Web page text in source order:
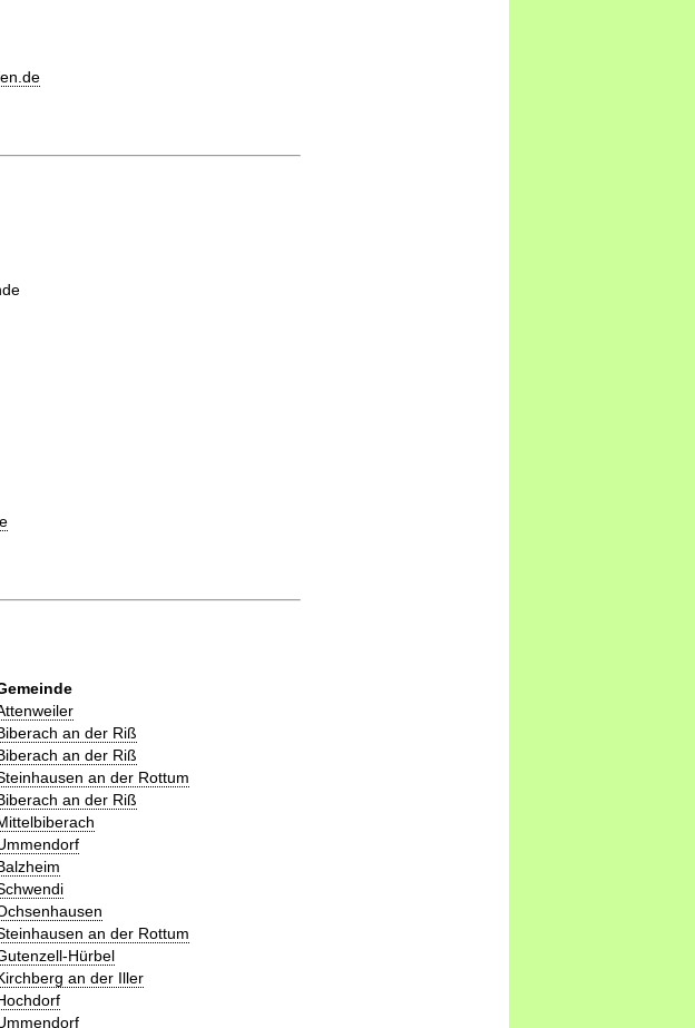
an der Riß
an der Riß
an der Rottum
an der Riß
an der Rottum
Hürbel
an der Iller